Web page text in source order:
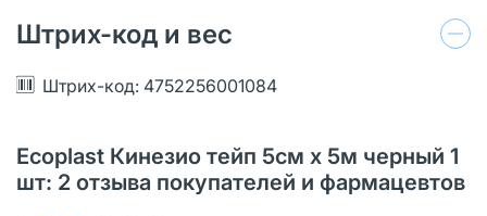
Штрих-код и вес
Штрих-код: 4752256001084
Ecoplast Кинезио тейп 5см х 5м черный 1
шт: 2 отзыва покупателей и фармацевтов